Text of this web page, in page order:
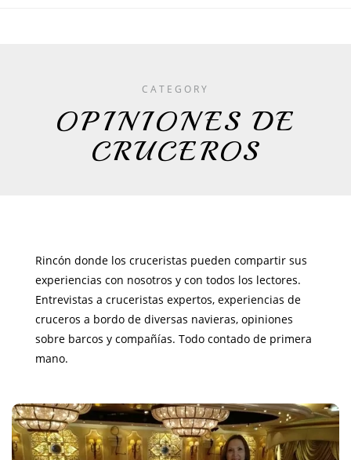
CATEGORY
OPINIONES DE
CRUCEROS
Rincón donde los cruceristas pueden compartir sus
experiencias con nosotros y con todos los lectores.
Entrevistas a cruceristas expertos, experiencias de
cruceros a bordo de diversas navieras, opiniones
sobre barcos y compañías. Todo contado de primera
mano.